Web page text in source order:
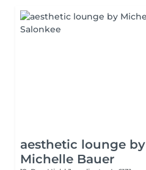
aesthetic lounge by
Michelle Bauer